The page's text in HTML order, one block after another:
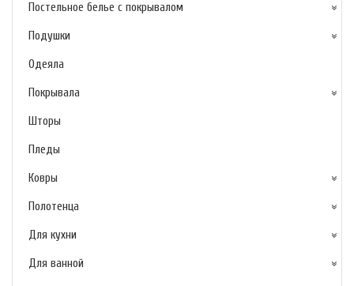
Постельное белье с покрывалом
Подушки
Одеяла
Покрывала
Шторы
Пледы
Ковры
Полотенца
Для кухни
Для ванной